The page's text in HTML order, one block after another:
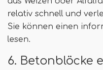
relativ schnell und
Sie können einen
lesen.
6. Betonblöcke